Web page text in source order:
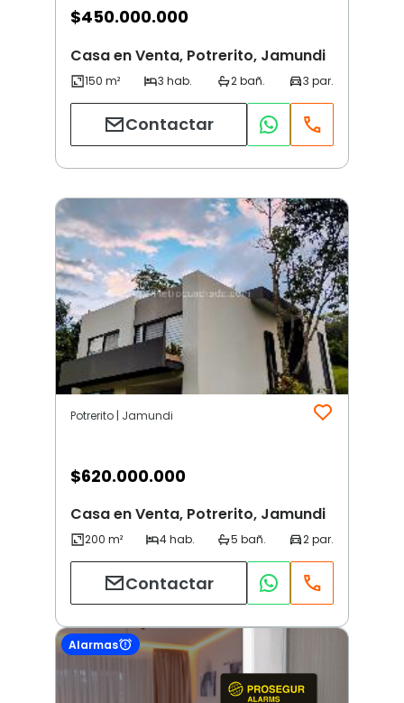
$450.000.000
Casa en Venta, Potrerito, Jamundi
Contactar
Potrerito | Jamundi
$620.000.000
Casa en Venta, Potrerito, Jamundi
Contactar
Alarmas